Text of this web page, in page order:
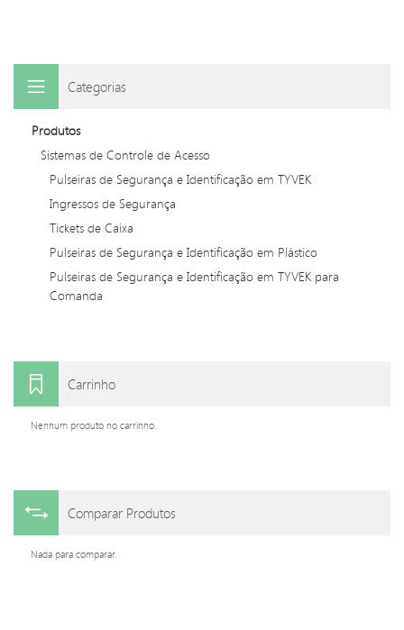
Categorias
Produtos
Sistemas de Controle de Acesso
Pulseiras de Segurança e Identificação em TYVEK
Ingressos de Segurança
Tickets de Caixa
Pulseiras de Segurança e Identificação em Plástico
Pulseiras de Segurança e Identificação em TYVEK para
Comanda
Carrinho
Nenhum produto no carrinho.
Comparar Produtos
Nada para comparar.